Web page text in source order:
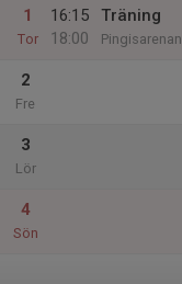
1
Tor
16:15
18:00
Träning
Pingisarenan
2
Fre
3
Lör
4
Sön